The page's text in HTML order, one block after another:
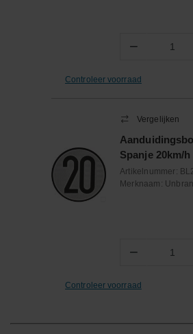
− Aantal
Controleer voorraad
Vergelijken
Spanje 20km/h
Artikelnummer:
Merknaam:
− Aantal
Controleer voorraad